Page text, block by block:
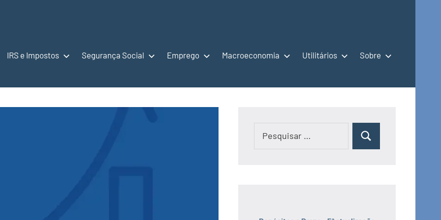
IRS e Impostos Segurança Social Emprego Macroeconomia Utilitários Sobre
Pesquisar